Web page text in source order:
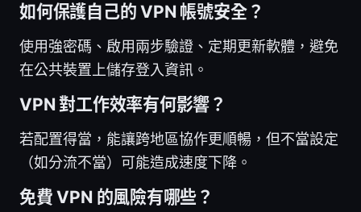
如何保護自己的 VPN 帳號安全？
使用強密碼、啟用兩步驗證、定期更新軟體，避免
在公共裝置上儲存登入資訊。
VPN 對工作效率有何影響？
若配置得當，能讓跨地區協作更順暢，但不當設定
（如分流不當）可能造成速度下降。
免費 VPN 的風險有哪些？